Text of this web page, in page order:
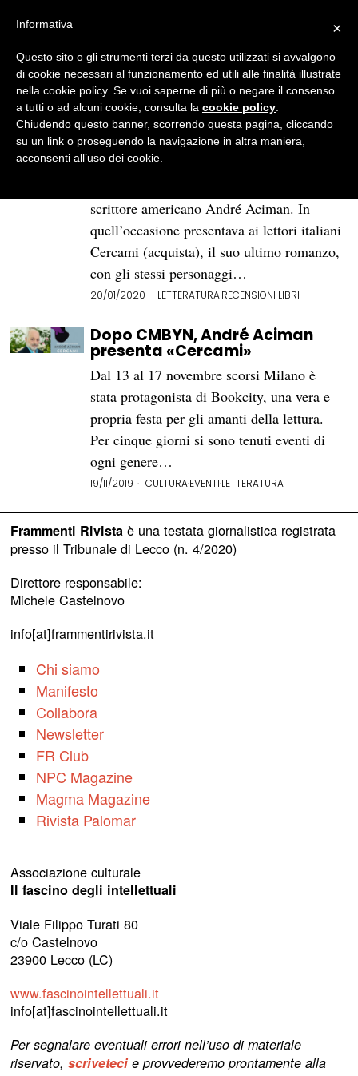
BROWSE TAG
find me
«Cercami» di André Aciman:
non è mai troppo tardi
Vi avevamo raccontato lo scorso novembre
scrittore americano André Aciman. In
quell’occasione presentava ai lettori italiani
Cercami (acquista), il suo ultimo romanzo,
con gli stessi personaggi…
20/01/2020 LETTERATURA·RECENSIONI LIBRI
Dopo CMBYN, André Aciman
presenta «Cercami»
Dal 13 al 17 novembre scorsi Milano è
stata protagonista di Bookcity, una vera e
propria festa per gli amanti della lettura.
Per cinque giorni si sono tenuti eventi di
ogni genere…
19/11/2019 CULTURA·EVENTI·LETTERATURA
Frammenti Rivistaè una testata giornalistica registrata
presso il Tribunale di Lecco (n. 4/2020)
Direttore responsabile:
Michele Castelnovo
info[at]frammentirivista.it
Chi siamo
Manifesto
Collabora
Newsletter
FR Club
NPC Magazine
Magma Magazine
Rivista Palomar
Associazione culturale
Il fascino degli intellettuali
Viale Filippo Turati 80
c/o Castelnovo
23900 Lecco (LC)
www.fascinointellettuali.it
info[at]fascinointellettuali.it
Per segnalare eventuali errori nell’uso di materiale
riservato,scriveteci e provvederemo prontamente alla
×
Informativa
Questo sito o gli strumenti terzi da questo utilizzati si avvalgono
di cookie necessari al funzionamento ed utili alle finalità illustrate
nella cookie policy. Se vuoi saperne di più o negare il consenso
a tutti o ad alcuni cookie, consulta la cookie policy
Chiudendo questo banner, scorrendo questa pagina, cliccando
su un link o proseguendo la navigazione in altra maniera,
acconsenti all’uso dei cookie.